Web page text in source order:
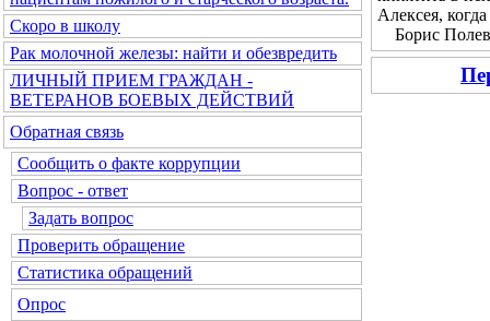
Скоро в школу
Рак молочной железы: найти и обезвредить
ЛИЧНЫЙ ПРИЕМ ГРАЖДАН -
ВЕТЕРАНОВ БОЕВЫХ ДЕЙСТВИЙ
Обратная связь
Сообщить о факте коррупции
Вопрос - ответ
Задать вопрос
Проверить обращение
Статистика обращений
Опрос
Алексея,
Борис